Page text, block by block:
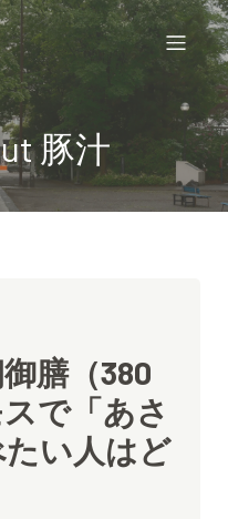
豚汁
膳（380
で「あさ
い人はど